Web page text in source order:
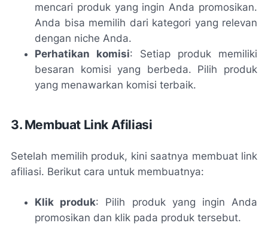
mencari produk yang ingin Anda promosikan.
Anda bisa memilih dari kategori yang relevan
dengan niche Anda.
Perhatikan komisi: Setiap produk memiliki
besaran komisi yang berbeda. Pilih produk
yang menawarkan komisi terbaik.
3. Membuat Link Afiliasi
Setelah memilih produk, kini saatnya membuat link
afiliasi. Berikut cara untuk membuatnya:
Klik produk: Pilih produk yang ingin Anda
promosikan dan klik pada produk tersebut.